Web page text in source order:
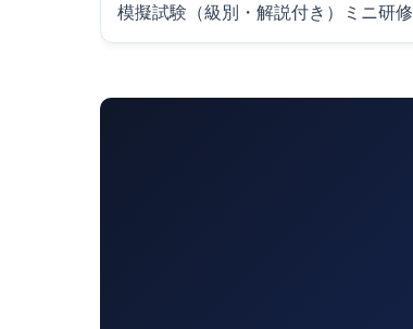
模擬試験（級別・解説付き）ミニ研修